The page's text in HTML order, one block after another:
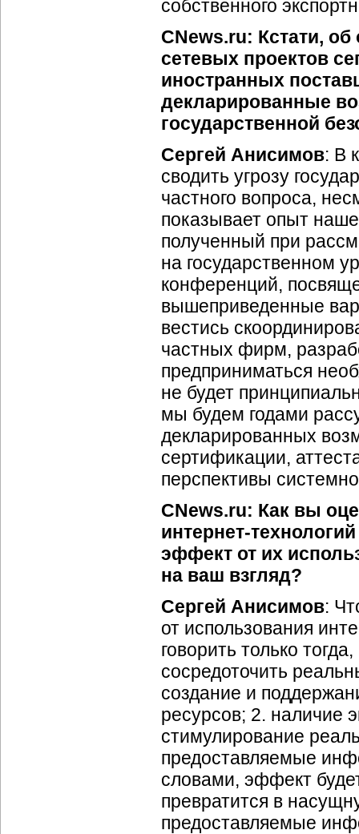
собственного
CNews.ru: Кстати,
сетевых проектов
иностранных
декларированные
государственной
Сергей Анисимов: В
сводить угрозу
частного вопроса,
показывает опыт
полученный при
на государственном
конференций,
вышеприведенные
вестись
частных фирм,
предприниматься
не будет
мы будем годами
декларированных
сертификации,
перспективы
CNews.ru: Как вы
интернет-технологий
эффект от их
на ваш взгляд?
Сергей Анисимов:
от использования
говорить только
сосредоточить
создание и
ресурсов; 2. наличие
стимулирование
предоставляемые
словами, эффект
превратится в
предоставляемые